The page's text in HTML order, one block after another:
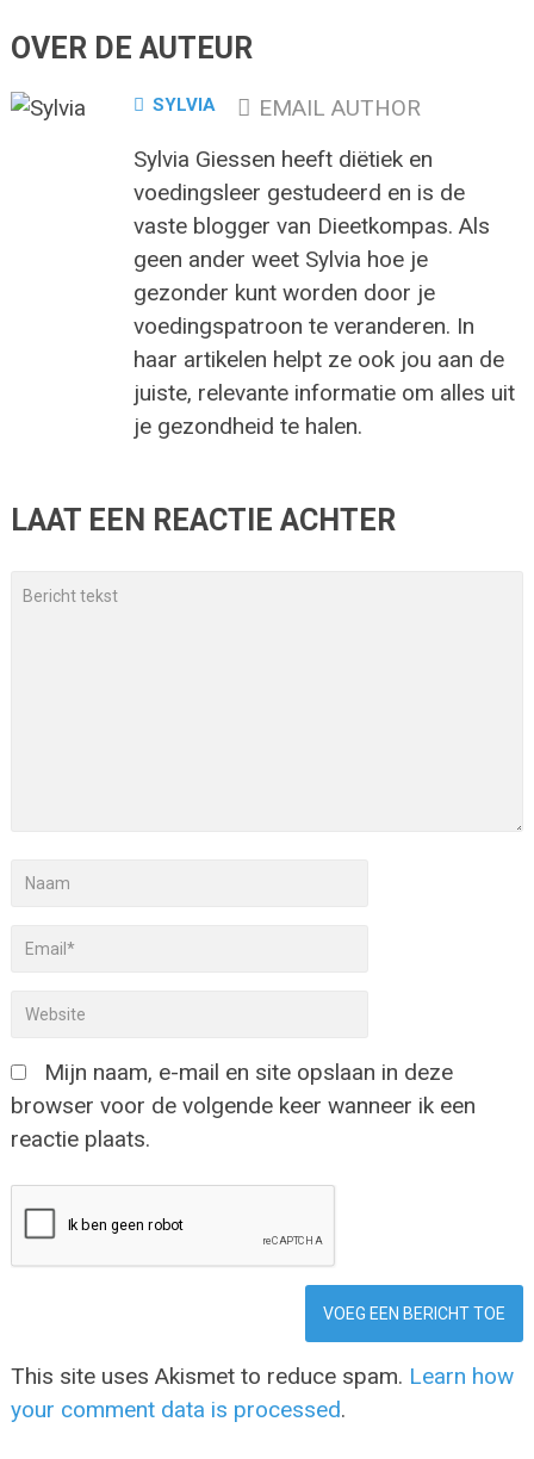
OVER DE AUTEUR
SYLVIA
EMAIL AUTHOR
Sylvia Giessen heeft diëtiek en
voedingsleer gestudeerd en is de
vaste blogger van Dieetkompas. Als
geen ander weet Sylvia hoe je
gezonder kunt worden door je
voedingspatroon te veranderen. In
haar artikelen helpt ze ook jou aan de
juiste, relevante informatie om alles uit
je gezondheid te halen.
LAAT EEN REACTIE ACHTER
Mijn naam, e-mail en site opslaan in deze
browser voor de volgende keer wanneer ik een
reactie plaats.
This site uses Akismet to reduce spam. Learn how
your comment data is processed.